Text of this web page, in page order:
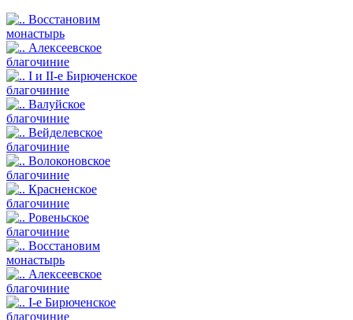
Восстановим
монастырь
Алексеевское
благочиние
I и II-е Бирюченское
благочиние
Валуйское
благочиние
Вейделевское
благочиние
Волоконовское
благочиние
Красненское
благочиние
Ровеньское
благочиние
Восстановим
монастырь
Алексеевское
благочиние
I-е Бирюченское
благочиние